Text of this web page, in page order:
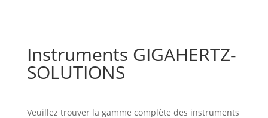
Instruments GIGAHERTZ-
SOLUTIONS
Veuillez trouver la gamme complète des instruments